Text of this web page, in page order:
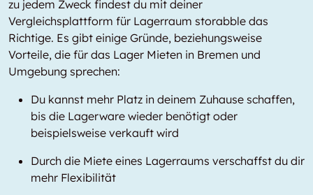
zu jedem Zweck findest du mit deiner
Vergleichsplattform für Lagerraum storabble das
Richtige. Es gibt einige Gründe, beziehungsweise
Vorteile, die für das Lager Mieten in Bremen und
Umgebung sprechen:
Du kannst mehr Platz in deinem Zuhause schaffen,
bis die Lagerware wieder benötigt oder
beispielsweise verkauft wird
Durch die Miete eines Lagerraums verschaffst du dir
mehr Flexibilität